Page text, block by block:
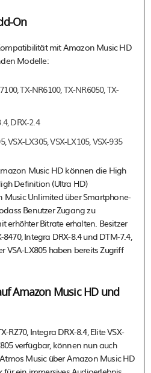
On
mit Amazon Music HD
Modelle:
TX-NR6100, TX-NR6050, TX-
DRX-2.4
VSX-LX305, VSX-LX105, VSX-935
Music HD können die High
Definition (Ultra HD)
Unlimited über Smartphone-
Benutzer Zugang zu
erhöhter Bitrate erhalten. Besitzer
Integra DRX-8.4 und DTM-7.4,
VSA-LX805 haben bereits Zugriff
Amazon Music HD und
RZ70, Integra DRX-8.4, Elite VSX-
verfügbar, können nun auch
Music über Amazon Music HD